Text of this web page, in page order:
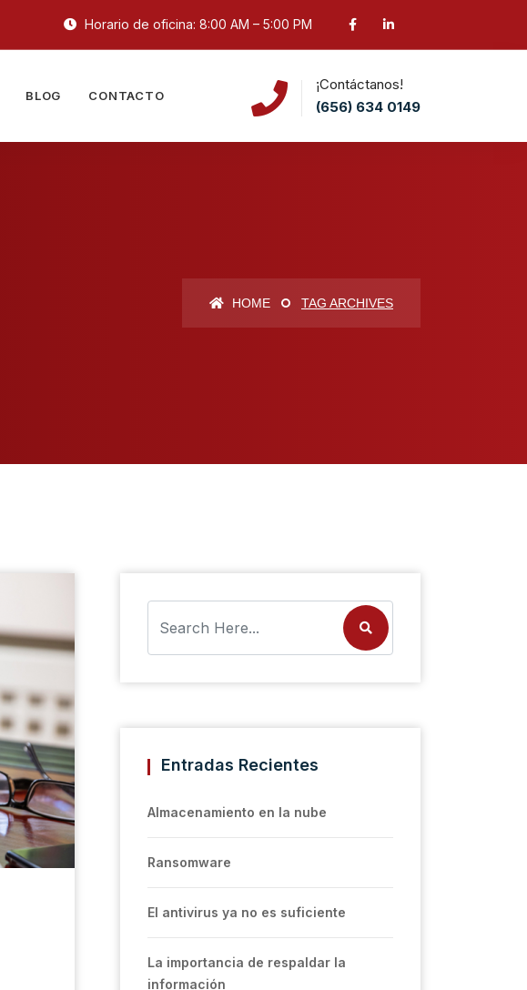
Horario de oficina: 8:00 AM – 5:00 PM
¡Contáctanos!
(656) 634 0149
BLOG CONTACTO
HOME TAG ARCHIVES
Entradas Recientes
Almacenamiento en la nube
Ransomware
El antivirus ya no es suficiente
La importancia de respaldar la
información